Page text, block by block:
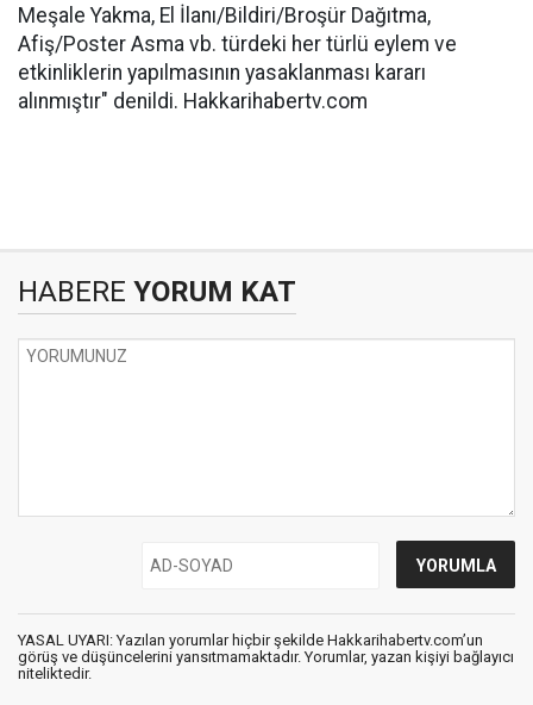
Meşale Yakma, El İlanı/Bildiri/Broşür Dağıtma,
Afiş/Poster Asma vb. türdeki her türlü eylem ve
etkinliklerin yapılmasının yasaklanması kararı
alınmıştır" denildi. Hakkarihabertv.com
HABERE YORUM KAT
YASAL UYARI: Yazılan yorumlar hiçbir şekilde Hakkarihabertv.com’un
görüş ve düşüncelerini yansıtmamaktadır. Yorumlar, yazan kişiyi bağlayıcı
niteliktedir.